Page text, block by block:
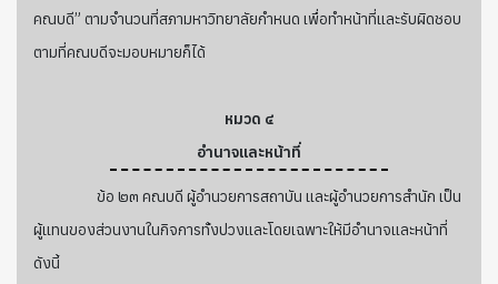
คณบดี” ตามจำนวนที่สภามหาวิทยาลัยกำหนด เพื่อทำหน้าที่และรับผิดชอบ
ตามที่คณบดีจะมอบหมายก็ได้
หมวด ๔
อำนาจและหน้าที่
ข้อ ๒๓ คณบดี ผู้อำนวยการสถาบัน และผู้อำนวยการสำนัก เป็น
ผู้แทนของส่วนงานในกิจการทั้งปวงและโดยเฉพาะให้มีอำนาจและหน้าที่
ดังนี้